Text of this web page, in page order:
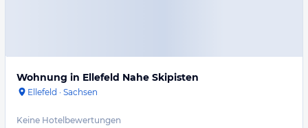
Wohnung in Ellefeld Nahe Skipisten
Ellefeld · Sachsen
Keine Hotelbewertungen